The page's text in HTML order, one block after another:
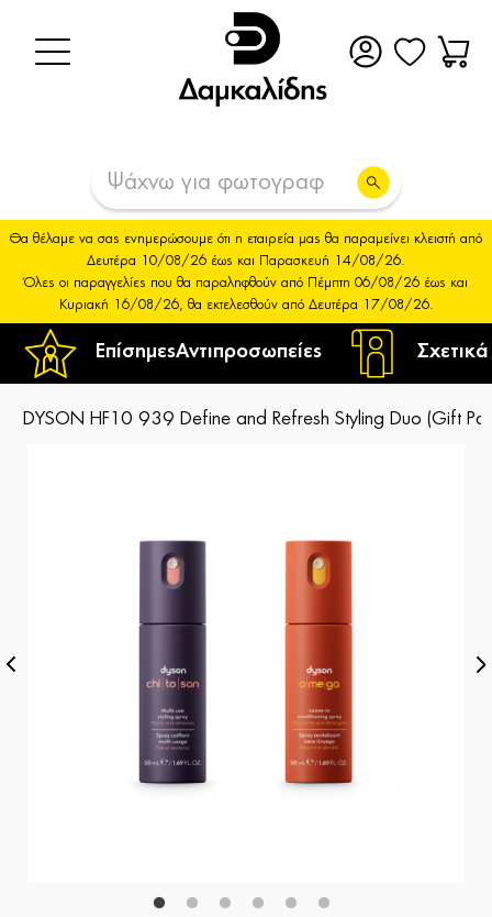
ΕπίσημεςΑντιπροσωπείες
Θα θέλαμε να σας ενημερώσουμε ότι η εταιρεία μας θα παραμείνει κλειστή από
Δευτέρα 10/08/26 έως και Παρασκευή 14/08/26.
Όλες οι παραγγελίες που θα παραληφθούν από Πέμπτη 06/08/26 έως και
Κυριακή 16/08/26, θα εκτελεσθούν από Δευτέρα 17/08/26.
DYSON HF10 939 Define and Refresh Styling Duo (Gift